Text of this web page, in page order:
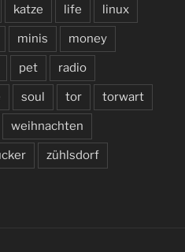
katze life linux
minis money
pet radio
soul tor torwart
weihnachten
zühlsdorf